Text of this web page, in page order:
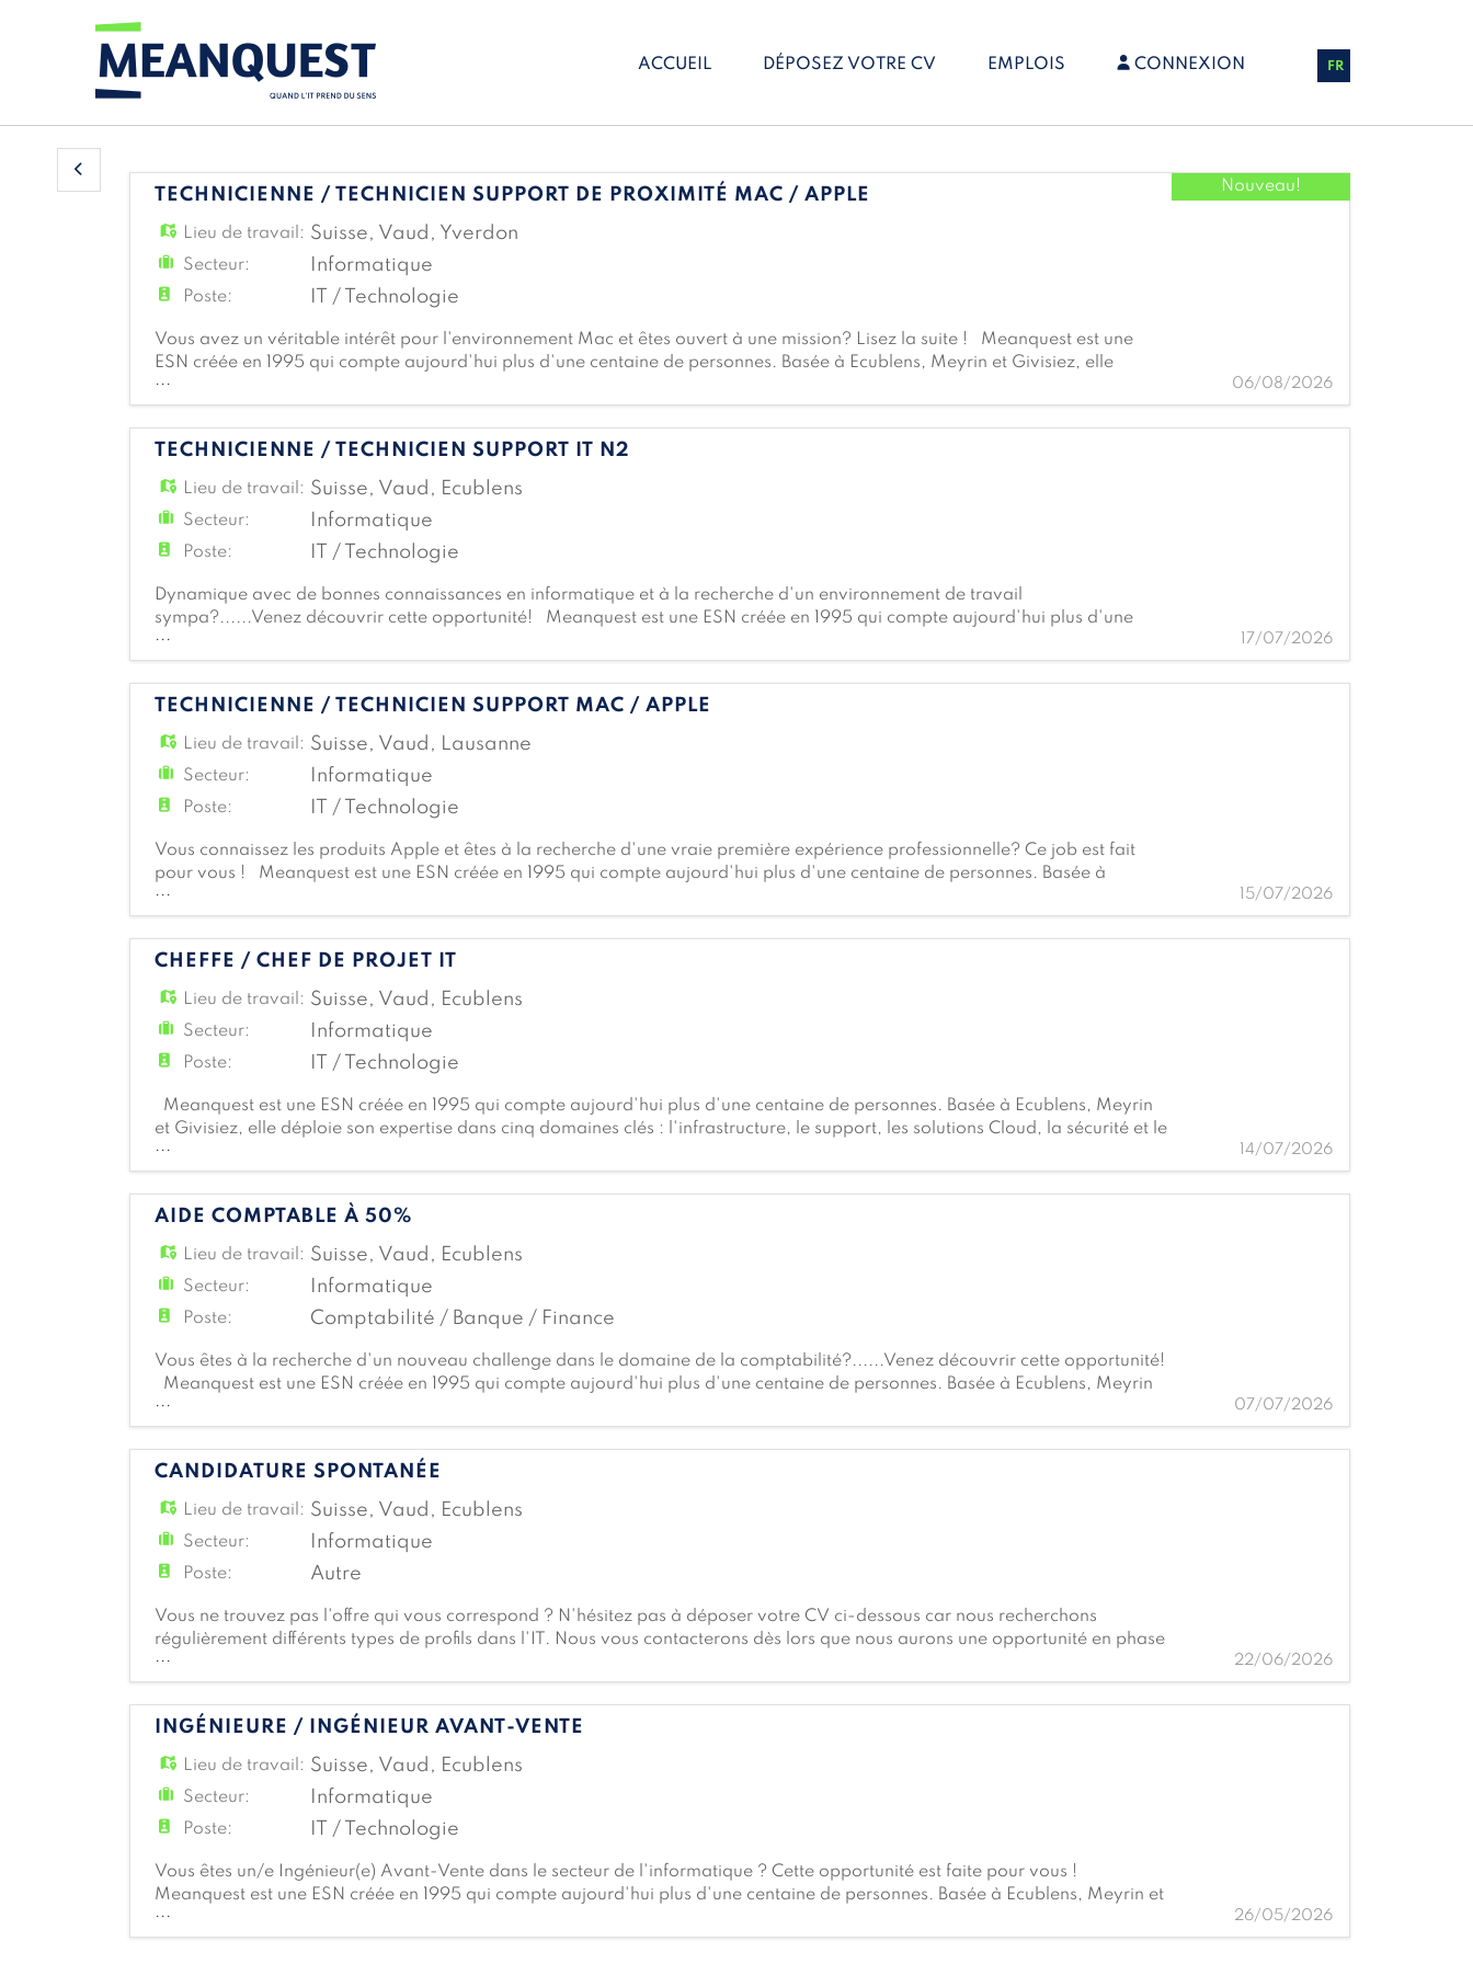
ACCUEIL DÉPOSEZ VOTRE CV EMPLOIS CONNEXION FR
TECHNICIENNE / TECHNICIEN SUPPORT DE PROXIMITÉ MAC / APPLE
Lieu de travail: Suisse, Vaud , Yverdon
Secteur: Informatique
Poste: IT / Technologie
Vous avez un véritable intérêt pour l'environnement Mac et êtes ouvert à une mission? Lisez la suite ! Meanquest est une
ESN créée en 1995 qui compte aujourd'hui plus d'une centaine de personnes. Basée à Ecublens, Meyrin et Givisiez, elle
déploie son expertise dans cinq domaines clés : l'infrastructure, le support, les solutions Cloud, la sécu
...
Nouveau!
06/08/2026
TECHNICIENNE / TECHNICIEN SUPPORT IT N2
Lieu de travail: Suisse, Vaud , Ecublens
Secteur: Informatique
Poste: IT / Technologie
Dynamique avec de bonnes connaissances en informatique et à la recherche d'un environnement de travail
sympa?......Venez découvrir cette opportunité! Meanquest est une ESN créée en 1995 qui compte aujourd'hui plus d'une
centaine de personnes. Basée à Ecublens, Meyrin et Givisiez, elle déploie son expertise dans cinq domaines clés : l'infras
... 17/07/2026
TECHNICIENNE / TECHNICIEN SUPPORT MAC / APPLE
Lieu de travail: Suisse, Vaud , Lausanne
Secteur: Informatique
Poste: IT / Technologie
Vous connaissez les produits Apple et êtes à la recherche d'une vraie première expérience professionnelle? Ce job est fait
pour vous ! Meanquest est une ESN créée en 1995 qui compte aujourd'hui plus d'une centaine de personnes. Basée à
Ecublens, Meyrin et Givisiez, elle déploie son expertise dans cinq domaines clés : l'infrastructure, le suppo
... 15/07/2026
CHEFFE / CHEF DE PROJET IT
Lieu de travail: Suisse, Vaud , Ecublens
Secteur: Informatique
Poste: IT / Technologie
Meanquest est une ESN créée en 1995 qui compte aujourd'hui plus d'une centaine de personnes. Basée à Ecublens, Meyrin
et Givisiez, elle déploie son expertise dans cinq domaines clés : l'infrastructure, le support, les solutions Cloud, la sécurité et le
recrutement. Une entreprise IT comme la nôtre repose sur l'engagement et le savoir-faire de
... 14/07/2026
AIDE COMPTABLE À 50%
Lieu de travail: Suisse, Vaud , Ecublens
Secteur: Informatique
Poste: Comptabilité / Banque / Finance
Vous êtes à la recherche d'un nouveau challenge dans le domaine de la comptabilité?......Venez découvrir cette opportunité!
Meanquest est une ESN créée en 1995 qui compte aujourd'hui plus d'une centaine de personnes. Basée à Ecublens, Meyrin
et Givisiez, elle déploie son expertise dans cinq domaines clés : l'infrastructure, le support, les
... 07/07/2026
CANDIDATURE SPONTANÉE
Lieu de travail: Suisse, Vaud , Ecublens
Secteur: Informatique
Poste: Autre
Vous ne trouvez pas l'offre qui vous correspond ? N'hésitez pas à déposer votre CV ci-dessous car nous recherchons
régulièrement différents types de profils dans l'IT. Nous vous contacterons dès lors que nous aurons une opportunité en phase
avec votre profil .
... 22/06/2026
INGÉNIEURE / INGÉNIEUR AVANT-VENTE
Lieu de travail: Suisse, Vaud , Ecublens
Secteur: Informatique
Poste: IT / Technologie
Vous êtes un/e Ingénieur(e) Avant-Vente dans le secteur de l'informatique ? Cette opportunité est faite pour vous !
Meanquest est une ESN créée en 1995 qui compte aujourd'hui plus d'une centaine de personnes. Basée à Ecublens, Meyrin et
Givisiez, elle déploie son expertise dans cinq domaines clés : l'infrastructure, le support, les solutions
... 26/05/2026